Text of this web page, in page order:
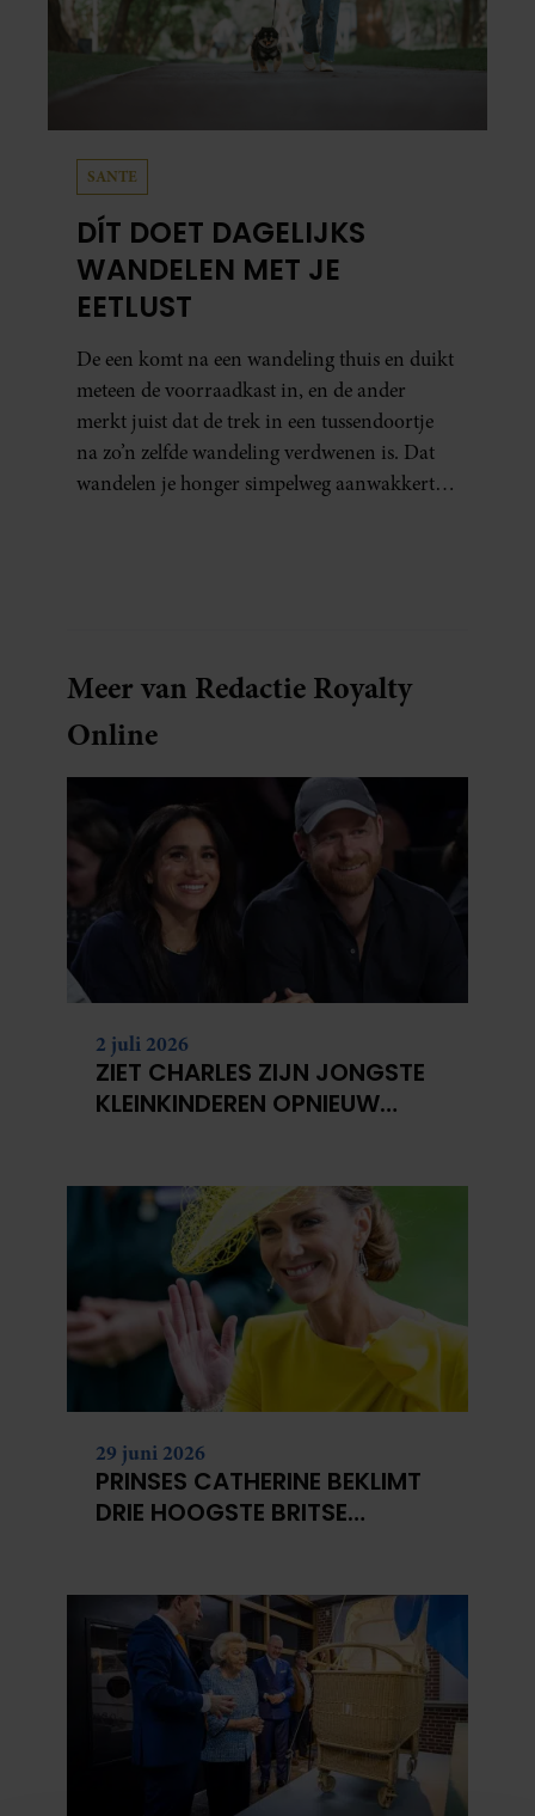
SANTE
DÍT DOET DAGELIJKS
WANDELEN MET JE
EETLUST
De een komt na een wandeling thuis en duikt
meteen de voorraadkast in, en de ander
merkt juist dat de trek in een tussendoortje
na zo’n zelfde wandeling verdwenen is. Dat
wandelen je honger simpelweg aanwakkert,
Meer van Redactie Royalty
Online
2 juli 2026
ZIET CHARLES ZIJN JONGSTE
KLEINKINDEREN OPNIEUW
29 juni 2026
PRINSES CATHERINE BEKLIMT
DRIE HOOGSTE BRITSE